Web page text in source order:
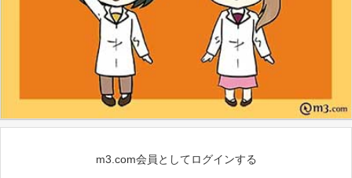
m3.com会員としてログインする